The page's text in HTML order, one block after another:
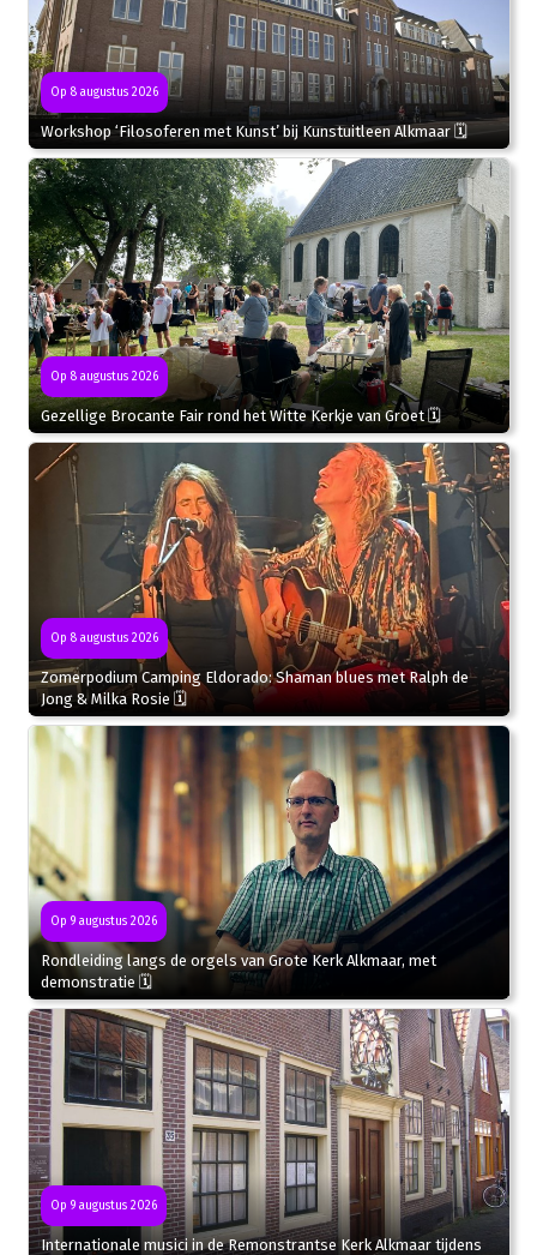
Op 8 augustus 2026
Workshop ‘Filosoferen met Kunst’ bij Kunstuitleen Alkmaar 🗓
Op 8 augustus 2026
Gezellige Brocante Fair rond het Witte Kerkje van Groet 🗓
Op 8 augustus 2026
Zomerpodium Camping Eldorado: Shaman blues met Ralph de
Jong & Milka Rosie 🗓
Op 9 augustus 2026
Rondleiding langs de orgels van Grote Kerk Alkmaar, met
demonstratie 🗓
Op 9 augustus 2026
Internationale musici in de Remonstrantse Kerk Alkmaar tijdens